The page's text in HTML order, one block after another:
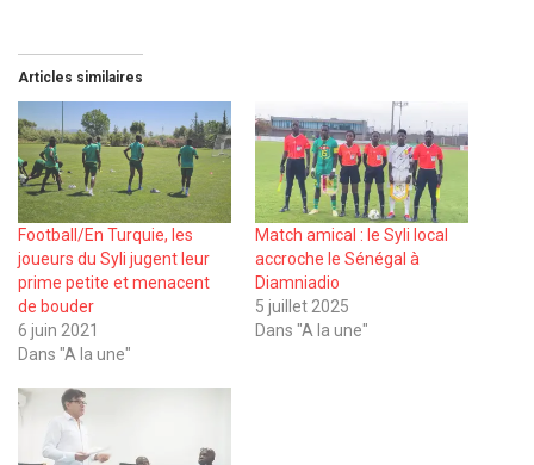
Articles similaires
Football/En Turquie, les
joueurs du Syli jugent leur
prime petite et menacent
de bouder
6 juin 2021
Dans "A la une"
Match amical : le Syli local
accroche le Sénégal à
Diamniadio
5 juillet 2025
Dans "A la une"